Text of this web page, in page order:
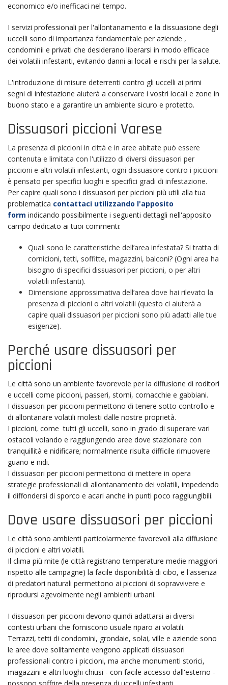
economico e/o inefficaci nel tempo.
I servizi professionali per l'allontanamento e la dissuasione degli
uccelli sono di importanza fondamentale per aziende ,
condominii e privati che desiderano liberarsi in modo efficace
dei volatili infestanti, evitando danni ai locali e rischi per la salute.
L'introduzione di misure deterrenti contro gli uccelli ai primi
segni di infestazione aiuterà a conservare i vostri locali e zone in
buono stato e a garantire un ambiente sicuro e protetto.
Dissuasori piccioni Varese
La presenza di piccioni in città e in aree abitate può essere
contenuta e limitata con l'utilizzo di diversi dissuasori per
piccioni e altri volatili infestanti, ogni dissuasore contro i piccioni
è pensato per specifici luoghi e specifici gradi di infestazione.
Per capire quali sono i dissuasori per piccioni più utili alla tua
problematica contattaci utilizzando l'apposito
form indicando possibilmente i seguenti dettagli nell'apposito
campo dedicato ai tuoi commenti:
Quali sono le caratteristiche dell’area infestata? Si tratta di
cornicioni, tetti, soffitte, magazzini, balconi? (Ogni area ha
bisogno di specifici dissuasori per piccioni, o per altri
volatili infestanti).
Dimensione approssimativa dell’area dove hai rilevato la
presenza di piccioni o altri volatili (questo ci aiuterà a
capire quali dissuasori per piccioni sono più adatti alle tue
esigenze).
Perché usare dissuasori per
piccioni
Le città sono un ambiente favorevole per la diffusione di roditori
e uccelli come piccioni, passeri, storni, cornacchie e gabbiani.
I dissuasori per piccioni permettono di tenere sotto controllo e
di allontanare volatili molesti dalle nostre proprietà.
I piccioni, come tutti gli uccelli, sono in grado di superare vari
ostacoli volando e raggiungendo aree dove stazionare con
tranquillità e nidificare; normalmente risulta difficile rimuovere
guano e nidi.
I dissuasori per piccioni permettono di mettere in opera
strategie professionali di allontanamento dei volatili, impedendo
il diffondersi di sporco e acari anche in punti poco raggiungibili.
Dove usare dissuasori per piccioni
Le città sono ambienti particolarmente favorevoli alla diffusione
di piccioni e altri volatili.
Il clima più mite (le città registrano temperature medie maggiori
rispetto alle campagne) la facile disponibilità di cibo, e l'assenza
di predatori naturali permettono ai piccioni di sopravvivere e
riprodursi agevolmente negli ambienti urbani.
I dissuasori per piccioni devono quindi adattarsi ai diversi
contesti urbani che forniscono usuale riparo ai volatili.
Terrazzi, tetti di condomini, grondaie, solai, ville e aziende sono
le aree dove solitamente vengono applicati dissuasori
professionali contro i piccioni, ma anche monumenti storici,
magazzini e altri luoghi chiusi - con facile accesso dall'esterno -
possono soffrire della presenza di uccelli infestanti.